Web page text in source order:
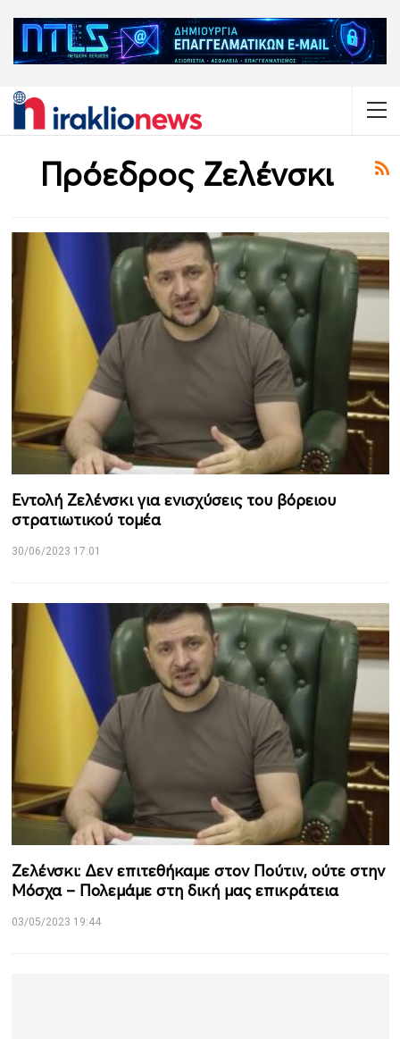
Πρόεδρος Ζελένσκι
Εντολή Ζελένσκι για ενισχύσεις του βόρειου
στρατιωτικού τομέα
30/06/2023 17:01
Ζελένσκι: Δεν επιτεθήκαμε στον Πούτιν, ούτε στην
Μόσχα – Πολεμάμε στη δική μας επικράτεια
03/05/2023 19:44